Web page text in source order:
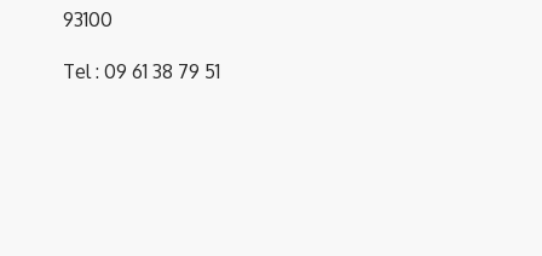
93100
Tel : 09 61 38 79 51